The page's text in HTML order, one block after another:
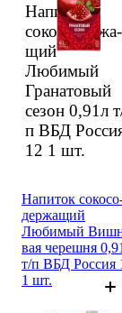
Напиток
сокосо­держа­
щий
Любимый
Грана­товый
сезон 0,91л
п ВБД
12 1 шт.
Напиток
держа­щий
Любимый
вая череш­ня
т/п ВБД Россия
1 шт.